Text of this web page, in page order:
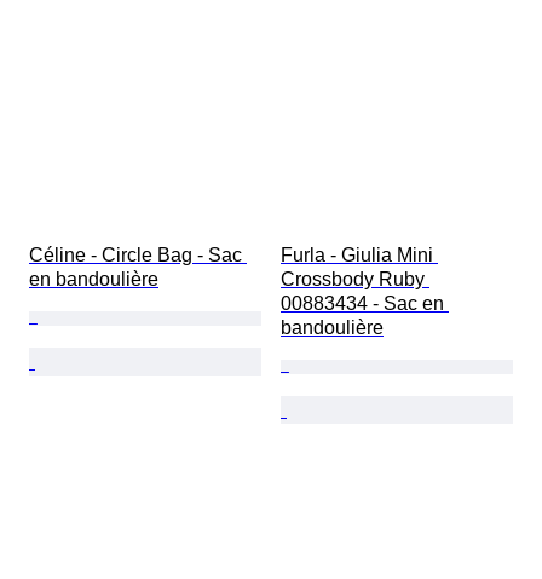
Céline - Circle Bag - Sac
en bandoulière
Furla - Giulia Mini
Crossbody Ruby
00883434 - Sac en
bandoulière